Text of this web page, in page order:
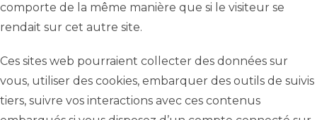
comporte de la même manière que si le visiteur se
rendait sur cet autre site.
Ces sites web pourraient collecter des données sur
vous, utiliser des cookies, embarquer des outils de suivis
tiers, suivre vos interactions avec ces contenus